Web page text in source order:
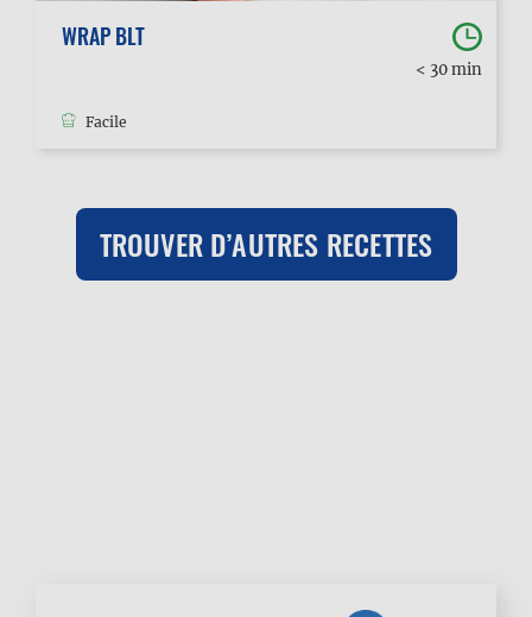
WRAP BLT
< 30 min
Facile
TROUVER D’AUTRES RECETTES